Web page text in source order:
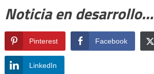
Noticia en desarrollo…
Pinterest Facebook
LinkedIn